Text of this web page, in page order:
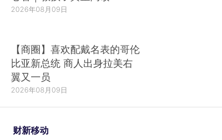
2026年08月09日
【商圈】喜欢配戴名表的哥伦
比亚新总统 商人出身拉美右
翼又一员
2026年08月09日
财新移动